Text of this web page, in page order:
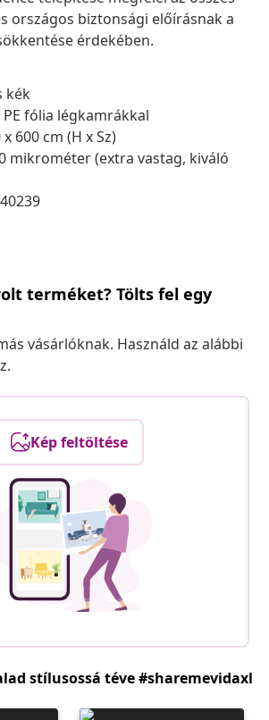
országos biztonsági előírásnak a
érdekében.
kék
fólia légkamrákkal
600 cm (H x Sz)
mikrométer (extra vastag, kiváló
terméket? Tölts fel egy
vásárlóknak. Használd az alábbi
Kép feltöltése
stílusossá téve #sharemevidaxl